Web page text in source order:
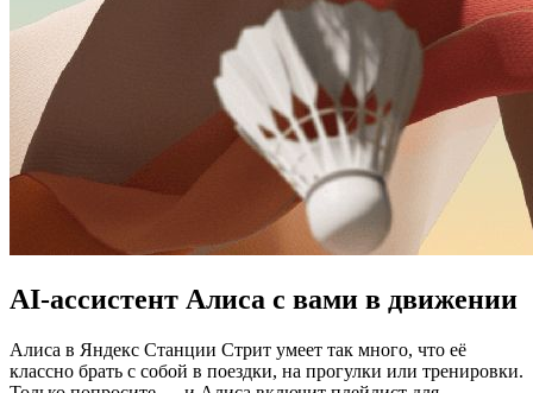
AI-ассистент Алиса с вами в движении
Алиса в Яндекс Станции Стрит умеет так много, что её
классно брать с собой в поездки, на прогулки или тренировки.